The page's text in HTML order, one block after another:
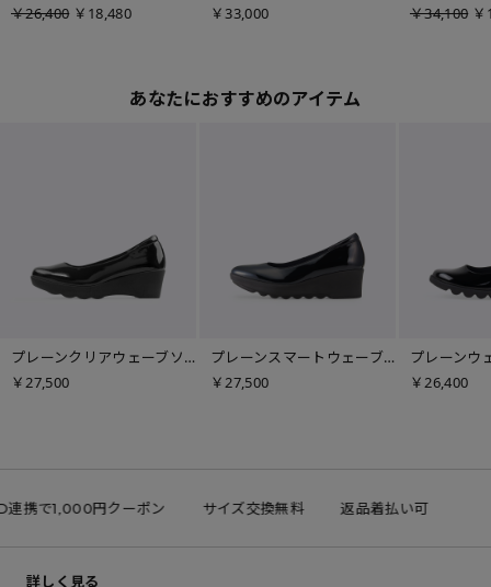
￥26,400 ￥18,480
￥33,000
￥34,100
あなたにおすすめのアイテム
プレーンクリアウェーブソール
￥27,500
プレーンスマートウェーブソール
￥27,500
￥26,400
携で1,000円クーポン サイズ交換無料 返品着払い可
詳しく見る